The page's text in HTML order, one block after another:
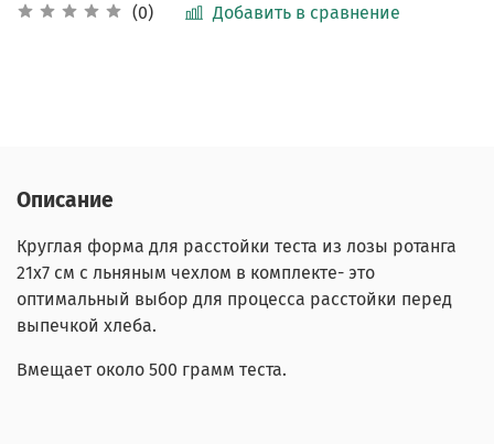
(0) Добавить в сравнение
Описание
Круглая форма для расстойки теста из лозы ротанга
21х7 см с льняным чехлом в комплекте- это
оптимальный выбор для процесса расстойки перед
выпечкой хлеба.
Вмещает около 500 грамм теста.